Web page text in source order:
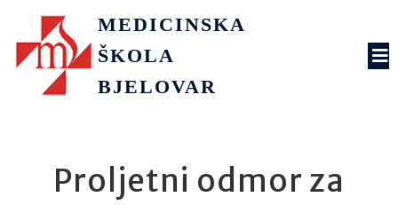
MEDICINSKA
ŠKOLA
BJELOVAR
Proljetni odmor za